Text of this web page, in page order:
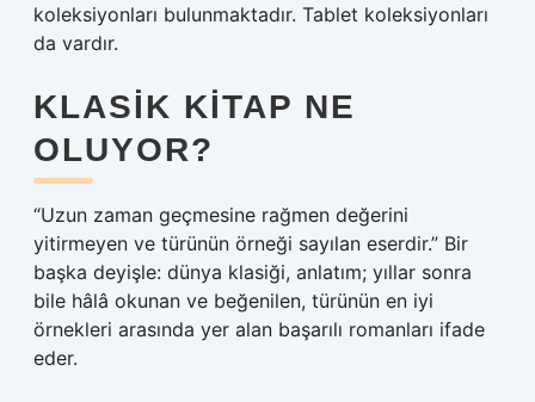
koleksiyonları bulunmaktadır. Tablet koleksiyonları
da vardır.
KLASIK KITAP NE
OLUYOR?
“Uzun zaman geçmesine rağmen değerini
yitirmeyen ve türünün örneği sayılan eserdir.” Bir
başka deyişle: dünya klasiği, anlatım; yıllar sonra
bile hâlâ okunan ve beğenilen, türünün en iyi
örnekleri arasında yer alan başarılı romanları ifade
eder.